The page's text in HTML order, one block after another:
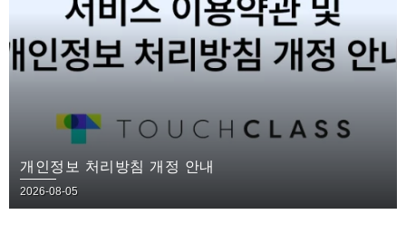
개인정보 처리방침 개정 안내
2026-08-05